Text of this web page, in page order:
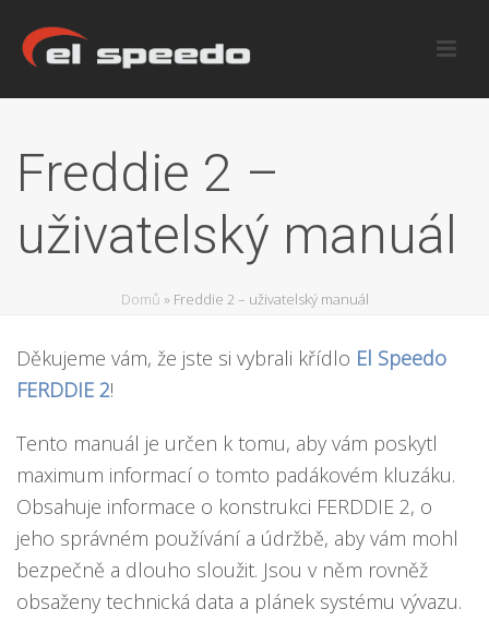
Freddie 2 –
uživatelský manuál
Domů » Freddie 2 – uživatelský manuál
Děkujeme vám, že jste si vybrali křídlo El Speedo
FERDDIE 2!
Tento manuál je určen k tomu, aby vám poskytl
maximum informací o tomto padákovém kluzáku.
Obsahuje informace o konstrukci FERDDIE 2, o
jeho správném používání a údržbě, aby vám mohl
bezpečně a dlouho sloužit. Jsou v něm rovněž
obsaženy technická data a plánek systému vývazu.